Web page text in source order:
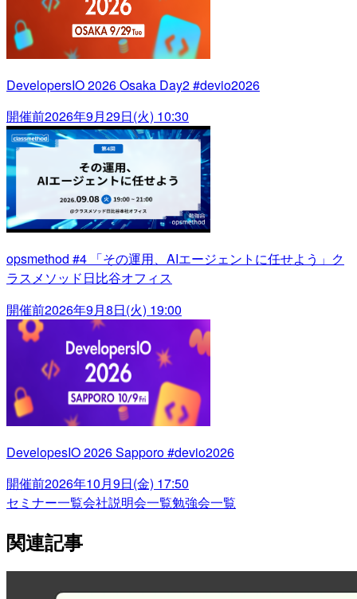
DevelopersIO 2026 Osaka Day2 #devio2026
開催前2026年9月29日(火) 10:30
opsmethod #4 「その運用、AIエージェントに任せよう」ク
ラスメソッド日比谷オフィス
開催前2026年9月8日(火) 19:00
DevelopesIO 2026 Sapporo #devio2026
開催前2026年10月9日(金) 17:50
セミナー一覧会社説明会一覧勉強会一覧
関連記事